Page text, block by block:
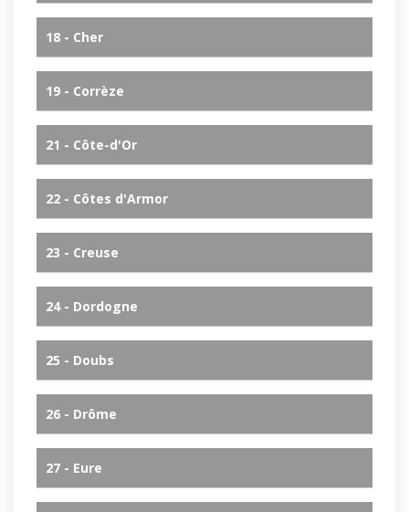
18 - Cher
19 - Corrèze
21 - Côte-d'Or
22 - Côtes d'Armor
23 - Creuse
24 - Dordogne
25 - Doubs
26 - Drôme
27 - Eure